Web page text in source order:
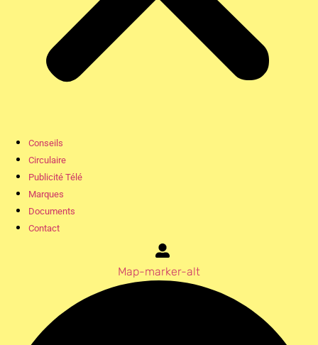
Conseils
Circulaire
Publicité Télé
Marques
Documents
Contact
Map-marker-alt